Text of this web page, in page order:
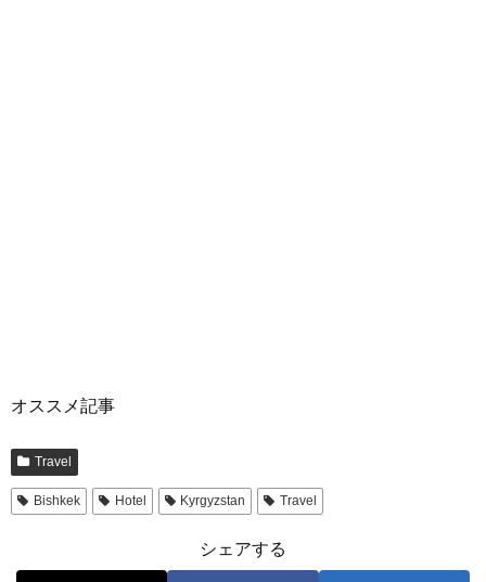
オススメ記事
Travel
Bishkek Hotel Kyrgyzstan Travel
シェアする